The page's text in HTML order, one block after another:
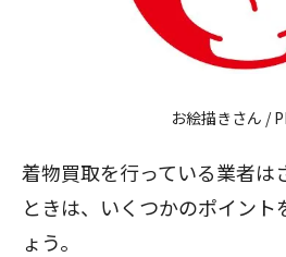
お絵描きさん /
着物買取を行っている業者は
ときは、いくつかのポイント
ょう。